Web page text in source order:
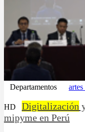
Departamentos artes
HD Digitalización
mipyme en Perú